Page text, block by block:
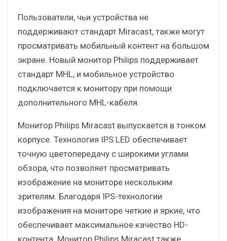
Пользователи, чьи устройства не
поддерживают стандарт Miracast, также могут
просматривать мобильный контент на большом
экране. Новый монитор Philips поддерживает
стандарт MHL, и мобильное устройство
подключается к монитору при помощи
дополнительного MHL-кабеля.
Монитор Philips Miracast выпускается в тонком
корпусе. Технология IPS LED обеспечивает
точную цветопередачу с широкими углами
обзора, что позволяет просматривать
изображение на мониторе нескольким
зрителям. Благодаря IPS-технологии
изображения на мониторе четкие и яркие, что
обеспечивает максимальное качество HD-
контента. Монитор Philips Miracast также